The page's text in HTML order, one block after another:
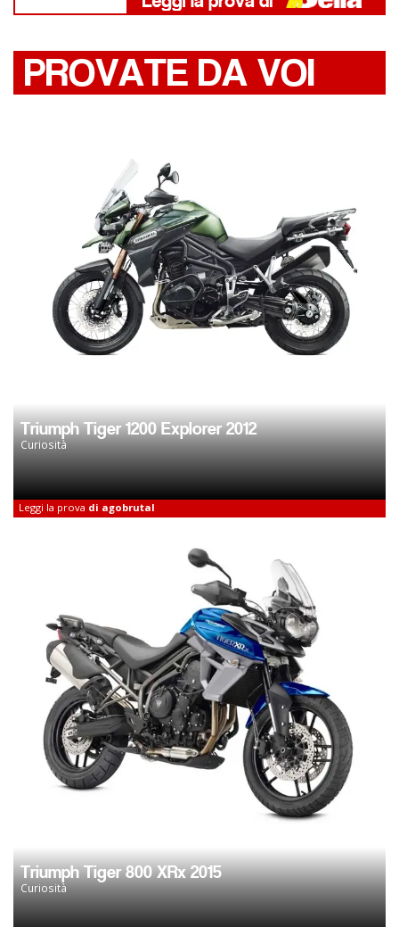
PROVATE DA VOI
Triumph Tiger 1200 Explorer 2012
Curiosità
Leggi la prova di agobrutal
Triumph Tiger 800 XRx 2015
Curiosità